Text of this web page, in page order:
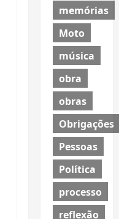
memórias
Moto
música
obra
obras
Obrigações
Pessoas
Política
processo
reflexão